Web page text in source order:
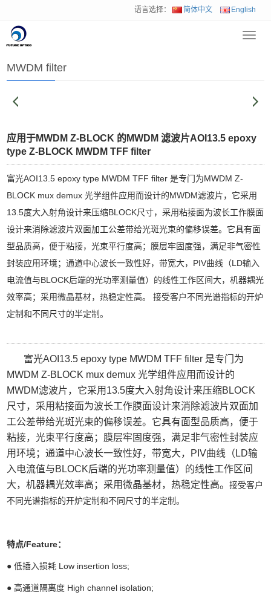
语言选择： 简体中文 English
首页
MWDM filter
应用于MWDM Z-BLOCK 的MWDM 滤波片AOI13.5 epoxy
type Z-BLOCK MWDM TFF filter
富光AOI13.5 epoxy type MWDM TFF filter 是专门为MWDM Z-
BLOCK mux demux 光学组件应用而设计的MWDM滤波片，它采用
13.5度大入射角设计来压缩BLOCK尺寸，采用粘接面为波长工作膜面
设计来消除滤波片双面加工公差带给光斑光束的偏移误差。它具有面
型品质高，便于粘接，光束平行度高；膜层牢固度强，满足非气密性
封装应用环境；通道中心波长一致性好，带宽大，PIV曲线（LD输入
电流值与BLOCK后端的光功率测量值）的线性工作区间大，机器耦光
效率高；采用微晶基材，热稳定性高。 接受客户不同光谱指标的开炉
定制和不同尺寸的半定制。
富光AOI13.5 epoxy type MWDM TFF filter 是专门为
MWDM Z-BLOCK mux demux 光学组件应用而设计的
MWDM滤波片，它采用13.5度大入射角设计来压缩BLOCK
尺寸，采用粘接面为波长工作膜面设计来消除滤波片双面加
工公差带给光斑光束的偏移误差。它具有面型品质高，便于
粘接，光束平行度高；膜层牢固度强，满足非气密性封装应
用环境；通道中心波长一致性好，带宽大，PIV曲线（LD输
入电流值与BLOCK后端的光功率测量值）的线性工作区间
大，机器耦光效率高；采用微晶基材，热稳定性高。接受客户
不同光谱指标的开炉定制和不同尺寸的半定制。
特点/Feature：
●低插入损耗 Low insertion loss;
● 高通道隔离度 High channel isolation;